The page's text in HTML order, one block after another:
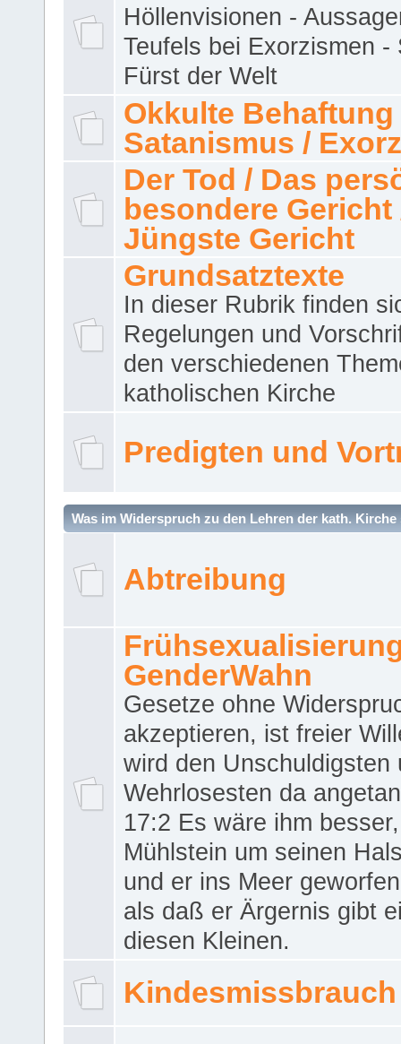
Höllenvisionen -
Teufels bei Exorzismen -
Fürst der Welt
Okkulte Behaftung
Satanismus /
Der Tod / Das
besondere Gericht
Jüngste Gericht
Grundsatztexte
In dieser Rubrik finden
Regelungen und
den verschiedenen
katholischen Kirche
Predigten und
Was im Widerspruch zu den Lehren der kath. Kirche
Abtreibung
GenderWahn
Gesetze ohne
akzeptieren, ist freier
wird den Unschuldigsten
Wehrlosesten da
17:2 Es wäre ihm
Mühlstein um seinen
und er ins Meer
als daß er Ärgernis gibt
diesen Kleinen.
Kindesmissbrauch